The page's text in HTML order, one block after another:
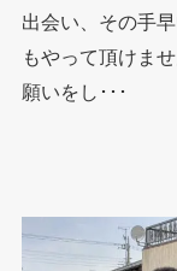
出会い、その手
もやって頂けま
願いをし･･･